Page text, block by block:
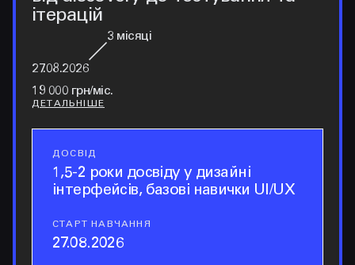
ітерацій
27.08.2026
3 місяці
19 000 грн/міс.
ДЕТАЛЬНІШЕ
досвід
ДОСВІД
1,5-2 роки досвіду у дизайні
інтерфейсів, базові навички UI/UX
старт навчання
СТАРТ НАВЧАННЯ
27.08.2026